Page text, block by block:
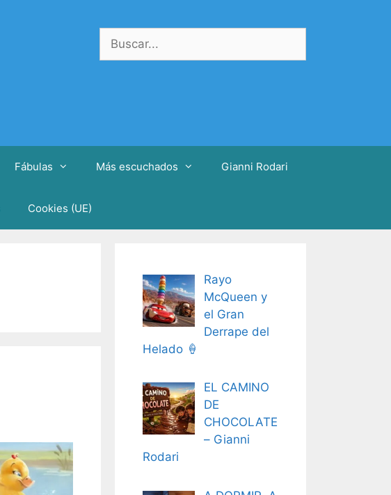
Buscar:
Fábulas Más escuchados Gianni Rodari
Cookies (UE)
Rayo
McQueen y
el Gran
Derrape del
Helado 🍦
EL CAMINO
DE
CHOCOLATE
– Gianni
Rodari